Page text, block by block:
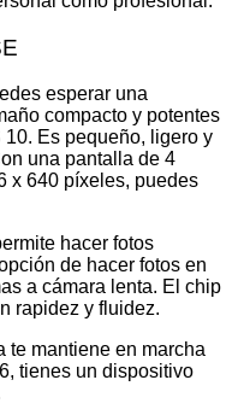
esperar una
compacto y potentes
Es pequeño, ligero y
una pantalla de 4
x 640 píxeles, puedes
hacer fotos
de hacer fotos en
a cámara lenta. El chip
rapidez y fluidez.
te mantiene en marcha
tienes un dispositivo